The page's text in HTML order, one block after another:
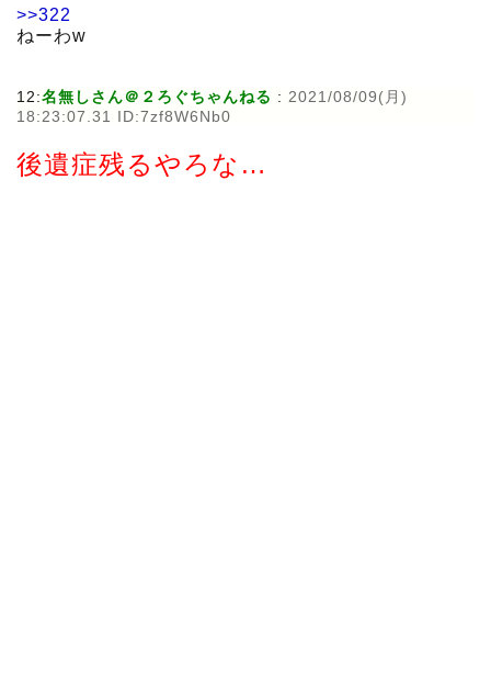
>>322
ねーわw
12:名無しさん＠２ろぐちゃんねる : 2021/08/09(月)
18:23:07.31 ID:7zf8W6Nb0
後遺症残るやろな…